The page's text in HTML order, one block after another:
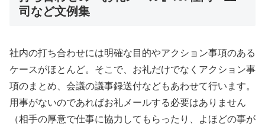
司など文例集
社内の打ち合わせには明確な目的やアクション事項のある
ケースがほとんど。そこで、お礼だけでなくアクション事
項のまとめ、会議の議事録送付などもあわせて行います。
用事がないのであればお礼メールする必要はありません
（相手の厚意で仕事に協力してもらったり、よほどの事が